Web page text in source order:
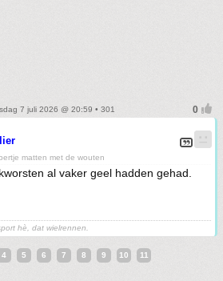
7 juli 2026 @ 20:59 • 301
matten met de wouten
al vaker geel hadden gehad.
hè, dat wielrennen.
4 5 6 7 8 9 10 11